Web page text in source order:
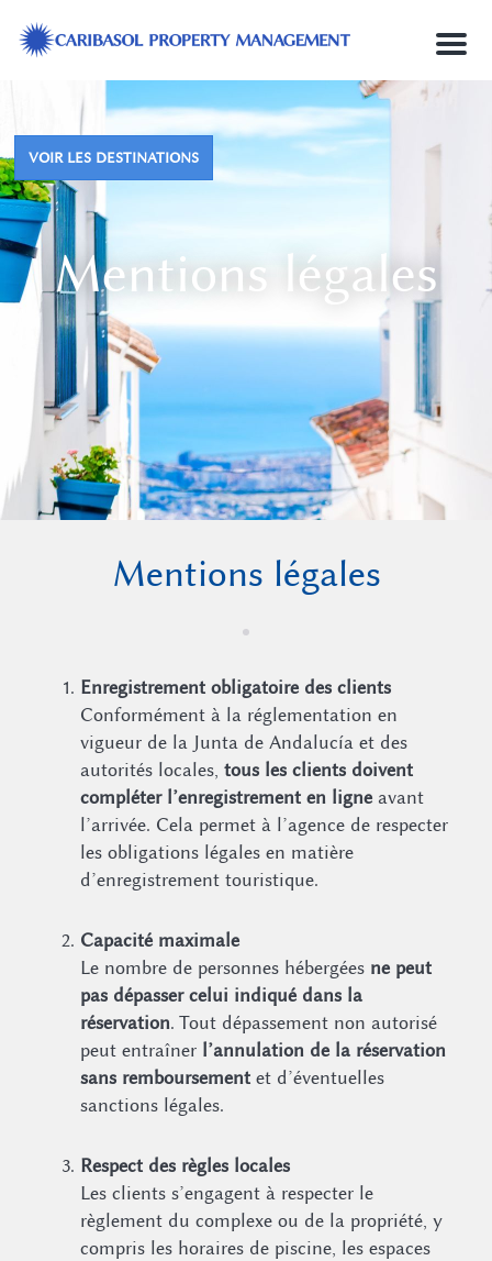
M
n
VOIR LES DESTINATIONS
Mentions légales
Mentions légales
Enregistrement obligatoire des clients
Conformément à la réglementation en
vigueur de la Junta de Andalucía et des
autorités locales, tous les clients doivent
compléter l’enregistrement en ligneavant
l’arrivée. Cela permet à l’agence de respecter
les obligations légales en matière
d’enregistrement touristique.
Capacité maximale
Le nombre de personnes hébergées ne peut
pas dépasser celui indiqué dans la
réservation. Tout dépassement non autorisé
peut entraîner l’annulation de la réservation
sans remboursementet d’éventuelles
sanctions légales.
Respect des règles locales
Les clients s’engagent à respecter le
règlement du complexe ou de la propriété, y
compris les horaires de piscine, les espaces